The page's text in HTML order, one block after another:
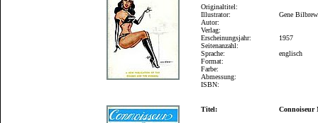
Originaltitel:
Illustrator:
Autor:
Verlag:
Erscheinungsjahr:
Seitenanzahl:
Sprache:
Format:
Farbe:
Abmessung:
ISBN:
Gene Bilbrew
1957
englisch
Titel: Connoiseur